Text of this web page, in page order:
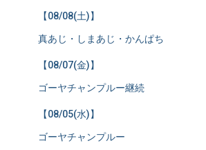
【08/08(土)】
真あじ・しまあじ・かんぱち
【08/07(金)】
ゴーヤチャンプルー継続
【08/05(水)】
ゴーヤチャンプルー